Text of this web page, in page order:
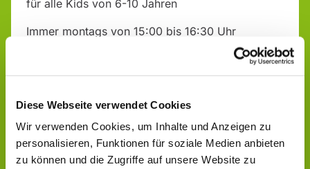
Diese Webseite verwendet Cookies
Wir verwenden Cookies, um Inhalte und Anzeigen zu
personalisieren, Funktionen für soziale Medien anbieten
zu können und die Zugriffe auf unsere Website zu
für alle Kids von 6-10 Jahren
Immer montags von 15:00 bis 16:30 Uhr
Infos & Anmeldung bei:
Tel.: 0151 14170618